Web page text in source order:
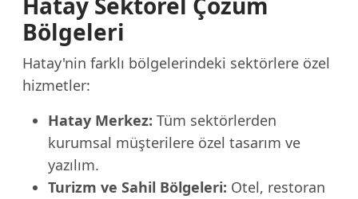
Bölgeleri
Hatay'nin farklı bölgelerindeki sektörlere özel
hizmetler:
Hatay Merkez: Tüm sektörlerden
kurumsal müşterilere özel tasarım ve
yazılım.
Turizm ve Sahil Bölgeleri: Otel, restoran